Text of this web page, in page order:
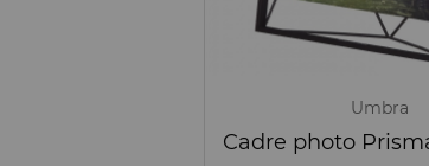
Umbra